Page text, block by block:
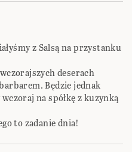
z Salsą na przystanku
deserach
Będzie jednak
na spółkę z kuzynką
to zadanie dnia!